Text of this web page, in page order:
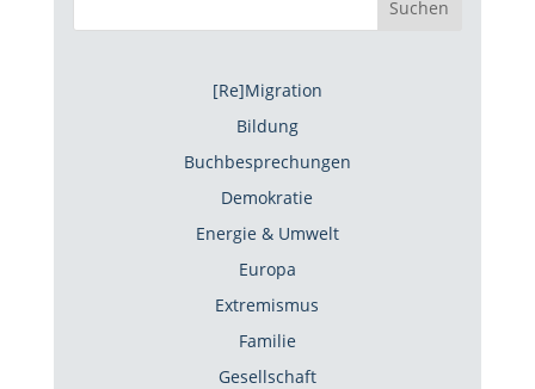
Suchen
[Re]Migration
Bildung
Buchbesprechungen
Demokratie
Energie & Umwelt
Europa
Extremismus
Familie
Gesellschaft